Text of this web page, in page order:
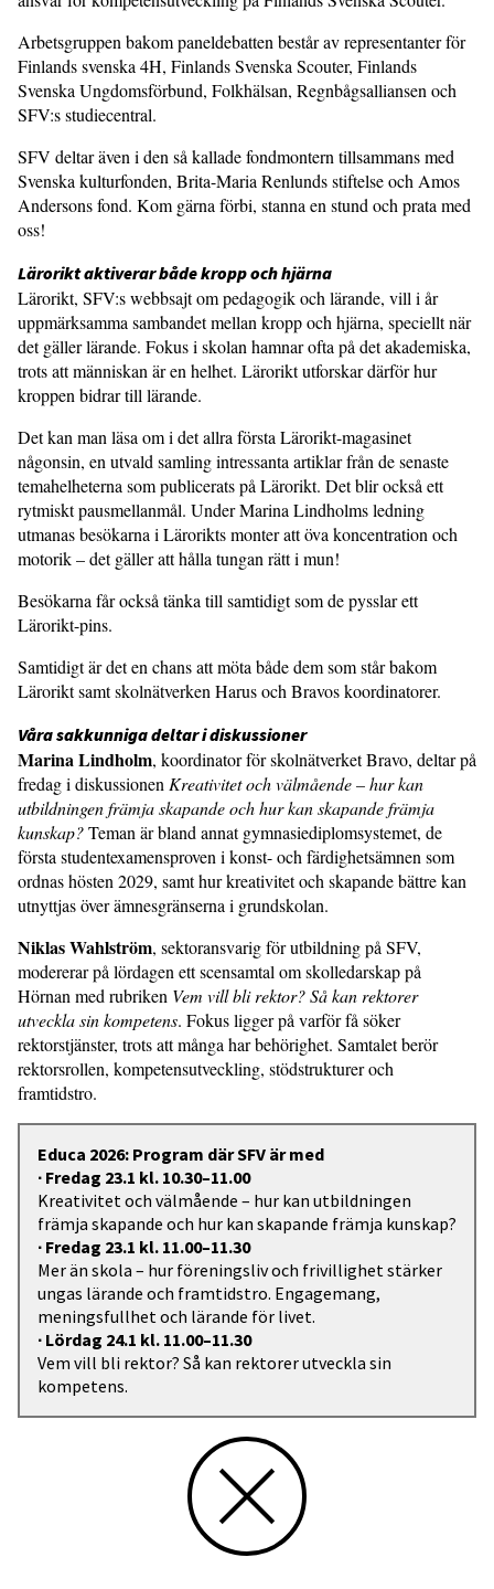
Arbetsgruppen bakom paneldebatten består av representanter för
Finlands svenska 4H, Finlands Svenska Scouter, Finlands
Svenska Ungdomsförbund, Folkhälsan, Regnbågsalliansen och
SFV:s studiecentral.
SFV deltar även i den så kallade fondmontern tillsammans med
Svenska kulturfonden, Brita-Maria Renlunds stiftelse och Amos
Andersons fond. Kom gärna förbi, stanna en stund och prata med
oss!
Lärorikt aktiverar både kropp och hjärna
Lärorikt, SFV:s webbsajt om pedagogik och lärande, vill i år
uppmärksamma sambandet mellan kropp och hjärna, speciellt när
det gäller lärande. Fokus i skolan hamnar ofta på det akademiska,
trots att människan är en helhet. Lärorikt utforskar därför hur
kroppen bidrar till lärande.
Det kan man läsa om i det allra första Lärorikt-magasinet
någonsin, en utvald samling intressanta artiklar från de senaste
temahelheterna som publicerats på Lärorikt. Det blir också ett
rytmiskt pausmellanmål. Under Marina Lindholms ledning
utmanas besökarna i Lärorikts monter att öva koncentration och
motorik – det gäller att hålla tungan rätt i mun!
Besökarna får också tänka till samtidigt som de pysslar ett
Lärorikt-pins.
Samtidigt är det en chans att möta både dem som står bakom
Lärorikt samt skolnätverken Harus och Bravos koordinatorer.
Våra sakkunniga deltar i diskussioner
Marina Lindholm, koordinator för skolnätverket Bravo, deltar på
fredag i diskussionen Kreativitet och välmående – hur kan
utbildningen främja skapande och hur kan skapande främja
kunskap?Teman är bland annat gymnasiediplomsystemet, de
första studentexamensproven i konst- och färdighetsämnen som
ordnas hösten 2029, samt hur kreativitet och skapande bättre kan
utnyttjas över ämnesgränserna i grundskolan.
Niklas Wahlström, sektoransvarig för utbildning på SFV,
modererar på lördagen ett scensamtal om skolledarskap på
Hörnan med rubriken Vem vill bli rektor? Så kan rektorer
utveckla sin kompetens. Fokus ligger på varför få söker
rektorstjänster, trots att många har behörighet. Samtalet berör
rektorsrollen, kompetensutveckling, stödstrukturer och
framtidstro.
Educa 2026: Program där SFV är med
∙ Fredag 23.1 kl. 10.30–11.00
Kreativitet och välmående – hur kan utbildningen
främja skapande och hur kan skapande främja kunskap?
∙ Fredag 23.1 kl. 11.00–11.30
Mer än skola – hur föreningsliv och frivillighet stärker
ungas lärande och framtidstro. Engagemang,
meningsfullhet och lärande för livet.
∙ Lördag 24.1 kl. 11.00–11.30
Vem vill bli rektor? Så kan rektorer utveckla sin
kompetens.